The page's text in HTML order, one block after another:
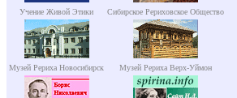
Учение Живой Этики Сибирское Рериховское Общество
Музей Рериха Новосибирск Музей Рериха Верх-Уймон